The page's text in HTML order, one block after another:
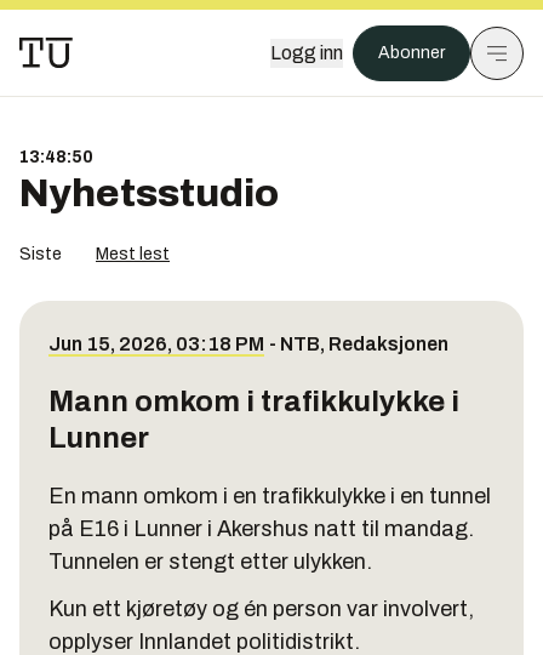
Logg inn Abonner
13:48:50
Nyhetsstudio
Siste Mest lest
Jun 15, 2026, 03:18 PM - NTB, Redaksjonen
Mann omkom i trafikkulykke i
Lunner
En mann omkom i en trafikkulykke i en tunnel
på E16 i Lunner i Akershus natt til mandag.
Tunnelen er stengt etter ulykken.
Kun ett kjøretøy og én person var involvert,
opplyser Innlandet politidistrikt.